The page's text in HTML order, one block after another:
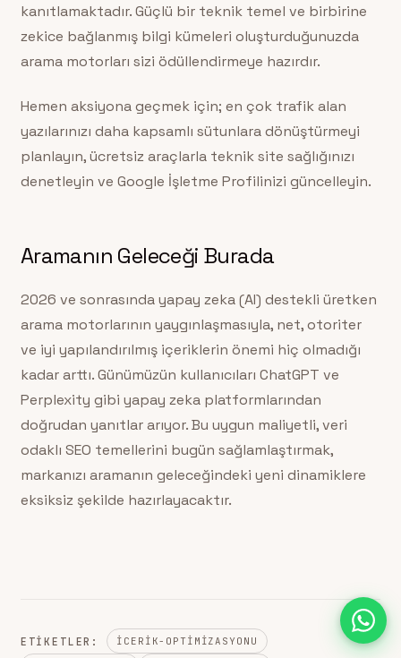
kanıtlamaktadır. Güçlü bir teknik temel ve birbirine
zekice bağlanmış bilgi kümeleri oluşturduğunuzda
arama motorları sizi ödüllendirmeye hazırdır.
Hemen aksiyona geçmek için; en çok trafik alan
yazılarınızı daha kapsamlı sütunlara dönüştürmeyi
planlayın, ücretsiz araçlarla teknik site sağlığınızı
denetleyin ve Google İşletme Profilinizi güncelleyin.
Aramanın Geleceği Burada
2026 ve sonrasında yapay zeka (AI) destekli üretken
arama motorlarının yaygınlaşmasıyla, net, otoriter
ve iyi yapılandırılmış içeriklerin önemi hiç olmadığı
kadar arttı. Günümüzün kullanıcıları ChatGPT ve
Perplexity gibi yapay zeka platformlarından
doğrudan yanıtlar arıyor. Bu uygun maliyetli, veri
odaklı SEO temellerini bugün sağlamlaştırmak,
markanızı aramanın geleceğindeki yeni dinamiklere
eksiksiz şekilde hazırlayacaktır.
ETIKETLER: ICERIK-OPTIMIZASYONU